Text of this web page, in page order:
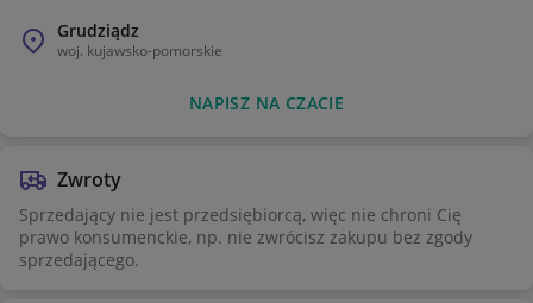
wyrastającymi marchewkami
Grudziądz
woj. kujawsko-pomorskie
NAPISZ NA CZACIE
Zwroty
Sprzedający nie jest przedsiębiorcą, więc nie chroni Cię
prawo konsumenckie, np. nie zwrócisz zakupu bez zgody
sprzedającego.